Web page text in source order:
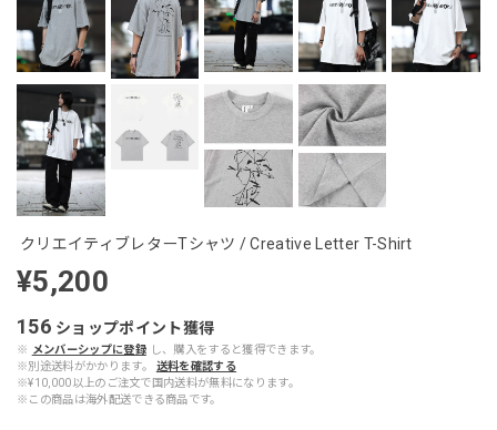
クリエイティブレターTシャツ / Creative Letter T-Shirt
¥5,200
156 ショップポイント獲得
※ メンバーシップに登録 し、購入をすると獲得できます。
※別途送料がかかります。
送料を確認する
※¥10,000以上のご注文で国内送料が無料になります。
※この商品は海外配送できる商品です。